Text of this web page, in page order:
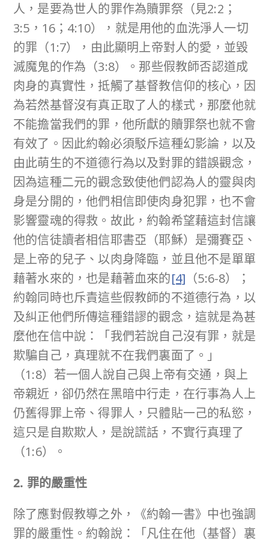
人，是要為世人的罪作為贖罪祭（見2:2；
3:5，16；4:10），就是用他的血洗淨人一切
的罪（1:7），由此顯明上帝對人的愛，並毀
滅魔鬼的作為（3:8）。那些假教師否認道成
肉身的真實性，抵觸了基督教信仰的核心，因
為若然基督沒有真正取了人的樣式，那麼他就
不能擔當我們的罪，他所獻的贖罪祭也就不會
有效了。因此約翰必須駁斥這種幻影論，以及
由此萌生的不道德行為以及對罪的錯誤觀念，
因為這種二元的觀念致使他們認為人的靈與肉
身是分開的，他們相信即使肉身犯罪，也不會
影響靈魂的得救。故此，約翰希望藉這封信讓
他的信徒讀者相信耶書亞（耶穌）是彌賽亞、
是上帝的兒子、以肉身降臨，並且他不是單單
藉著水來的，也是藉著血來的[4] （5:6-8）；
約翰同時也斥責這些假教師的不道德行為，以
及糾正他們所傳這種錯謬的觀念，這就是為甚
麼他在信中說：「我們若說自己沒有罪，就是
欺騙自己，真理就不在我們裏面了。」
（1:8）若一個人說自己與上帝有交通，與上
帝親近，卻仍然在黑暗中行走，在行事為人上
仍舊得罪上帝、得罪人，只體貼一己的私慾，
這只是自欺欺人，是說謊話，不實行真理了
（1:6）。
2. 罪的嚴重性
除了應對假教導之外，《約翰一書》中也強調
罪的嚴重性。約翰說：「凡住在他（基督）裏